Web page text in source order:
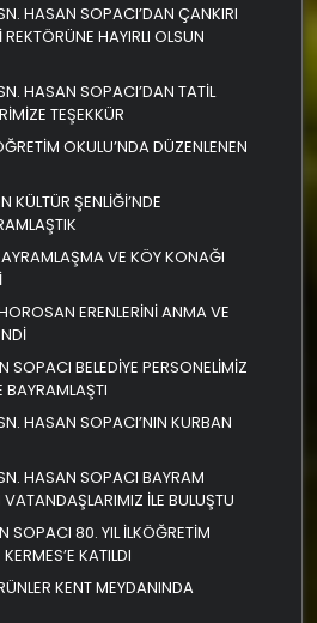
HASAN SOPACI’DAN ÇANKIRI
HAYIRLI OLSUN
HASAN SOPACI’DAN TATİL
TEŞEKKÜR
OKULU’NDA DÜZENLENEN
KÜLTÜR ŞENLİĞİ’NDE
VE KÖY KONAĞI
ERENLERİNİ ANMA VE
BELEDİYE PERSONELİMİZ
BAYRAMLAŞTI
HASAN SOPACI’NIN KURBAN
HASAN SOPACI BAYRAM
İLE BULUŞTU
SOPACI 80. YIL İLKÖĞRETİM
KATILDI
KENT MEYDANINDA